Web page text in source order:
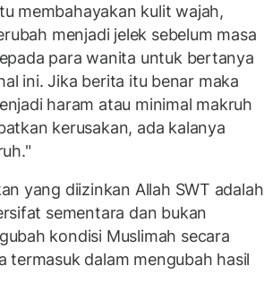
membahayakan kulit wajah,
menjadi jelek sebelum masa
para wanita untuk bertanya
ini. Jika berita itu benar maka
haram atau minimal makruh
kerusakan, ada kalanya
yang diizinkan Allah SWT adalah
sementara dan bukan
kondisi Muslimah secara
termasuk dalam mengubah hasil